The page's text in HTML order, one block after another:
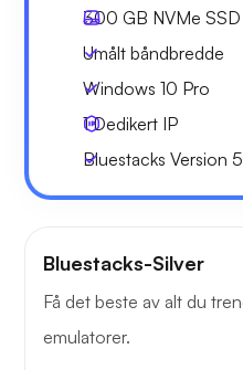
300 GB NVMe SSD
Umålt båndbredde
Windows 10 Pro
1Dedikert IP
Bluestacks Version
Bluestacks-Silver
Få det beste av alt du
emulatorer.